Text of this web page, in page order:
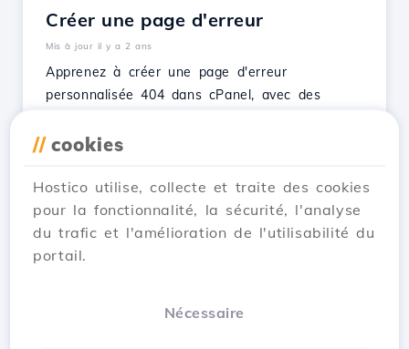
Créer une page d'erreur
Mis à jour il y a 2 ans
Apprenez à créer une page d'erreur
personnalisée 404 dans cPanel, avec des
des éléments HTML.
Voir l'article
// cookies
Hostico utilise, collecte et traite des cookies
pour la fonctionnalité, la sécurité, l'analyse
du trafic et l'amélioration de l'utilisabilité du
portail.
Nécessaire